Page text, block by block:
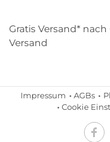
Gratis Versand*
Versand
Impressum AGBs
Cookie